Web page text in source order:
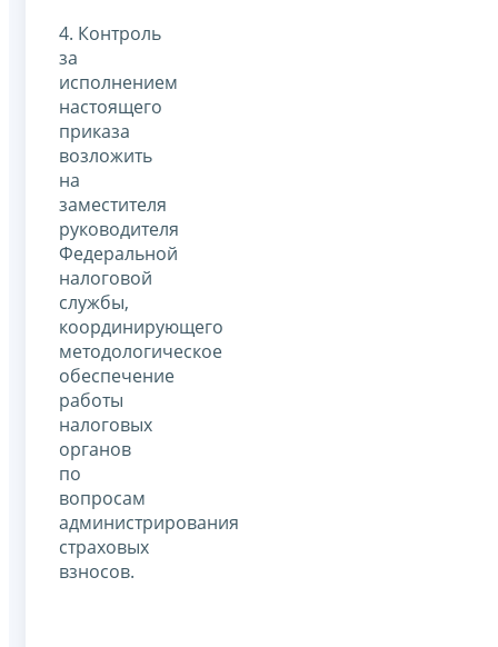
4. Контроль
за
исполнением
настоящего
приказа
возложить
на
заместителя
руководителя
Федеральной
налоговой
службы,
координирующего
методологическое
обеспечение
работы
налоговых
органов
по
вопросам
администрирования
страховых
взносов.